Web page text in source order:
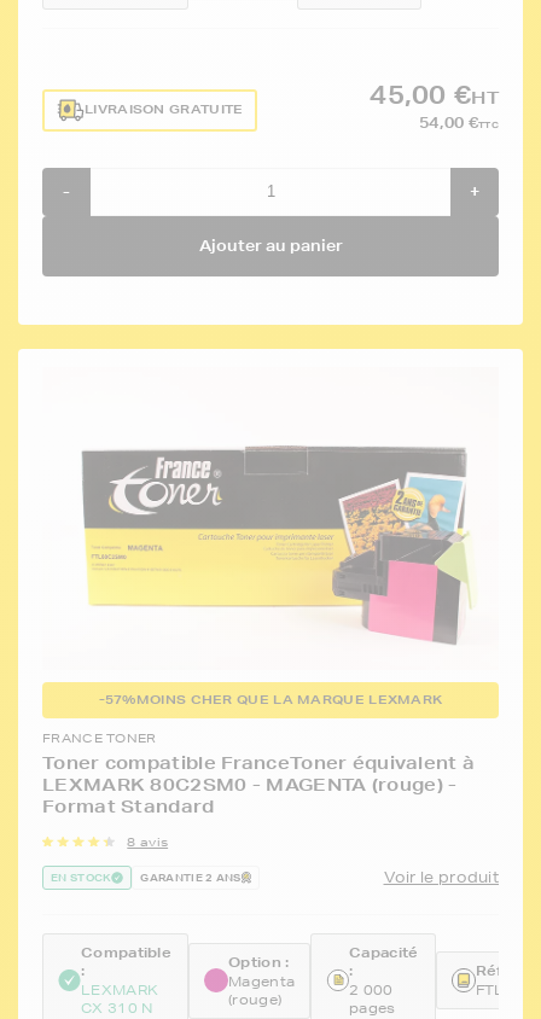
LIVRAISON GRATUITE
45,00 €HT
54,00 €TTC
- +
Ajouter au panier
-57%MOINS CHER QUE LA MARQUE LEXMARK
FRANCE TONER
Toner compatible FranceToner équivalent à
LEXMARK 80C2SM0 - MAGENTA (rouge) -
Format Standard
8 avis
EN STOCK GARANTIE 2 ANS Voir le produit
Compatible
:
LEXMARK
CX 310 N
Option :
Magenta
(rouge)
Capacité
:
2 000
pages